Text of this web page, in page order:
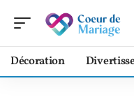
Décoration